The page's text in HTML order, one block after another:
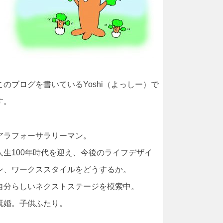
のブログを書いているYoshi（よっしー）で
。
ラフォーサラリーマン。
生100年時代を迎え、今後のライフデザイ
、ワークススタイルをどうするか。
分らしいネクストステージを模索中。
婚。子供ふたり。